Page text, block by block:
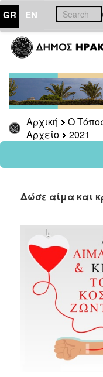
GR EN
Αρχική Ο
Αρχείο
2021
ΤΟΠΟΣ
ΜΑΣ
Ανακοινώσεις
Αρχείο
2026
2025
2020
2018
2017
2016
2015
2011
Δώσε αίμα και